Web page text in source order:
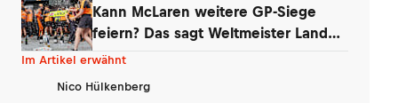
Kann McLaren weitere GP-Siege
feiern? Das sagt Weltmeister Lando
Norris
Im Artikel erwähnt
Nico Hülkenberg